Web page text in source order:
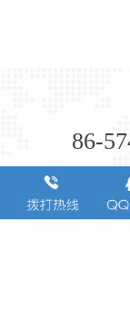
86-
浙江省宁波